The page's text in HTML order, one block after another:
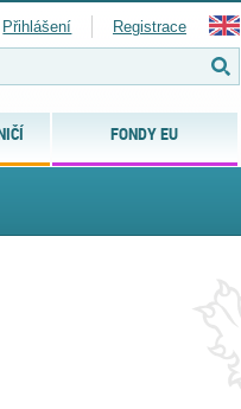
FONDY EU
Přihlášení Registrace